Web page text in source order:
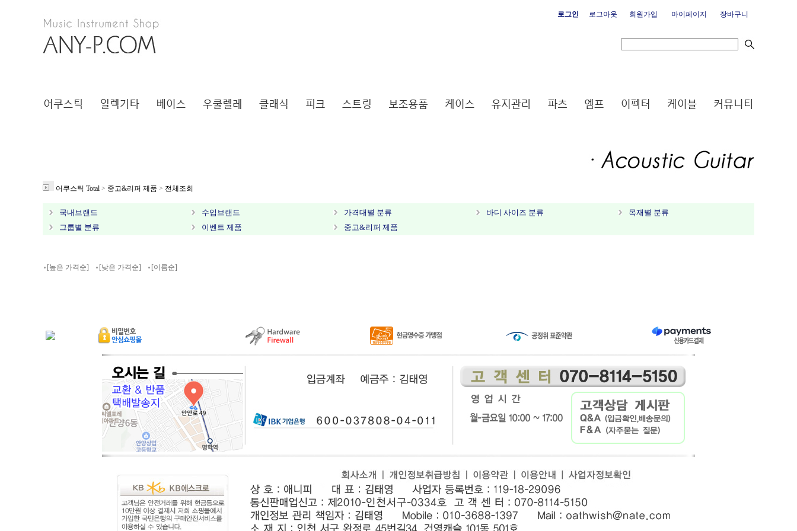
로그인 로그아웃 회원가입 마이페이지 장바구니
어쿠스틱 Total > 중고&리퍼 제품 > 전체조회
국내브랜드 수입브랜드 가격대별 분류 바디 사이즈 분류
목재별 분류
그룹별 분류
이벤트 제품 중고&리퍼 제품
[높은 가격순] [낮은 가격순] [이름순]